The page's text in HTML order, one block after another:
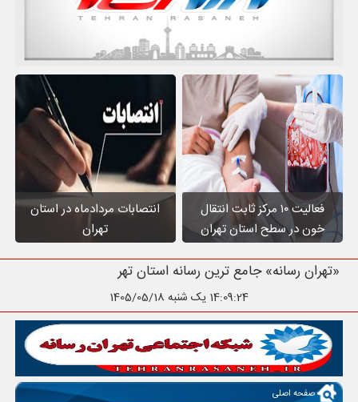
فعالیت ۱۰ مرکز ثابت انتقال
خون در سطح استان تهران
انتصابات مردادماه در استان
تهران
«تهران رسانه» جامع ترین رسانه استان تهرا
14:09:25 یک شنبه 1405/05/18
صفحه اصلی